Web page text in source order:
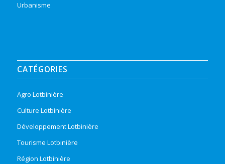
Urbanisme
CATÉGORIES
Agro Lotbinière
Culture Lotbinière
Développement Lotbinière
Tourisme Lotbinière
Région Lotbinière